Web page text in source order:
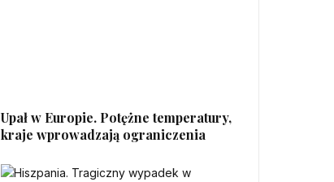
Upał w Europie. Potężne temperatury,
kraje wprowadzają ograniczenia